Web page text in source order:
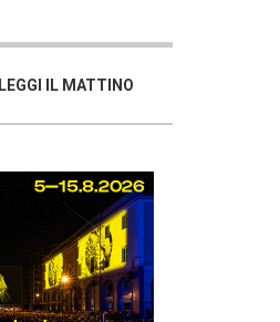
LEGGI IL MATTINO